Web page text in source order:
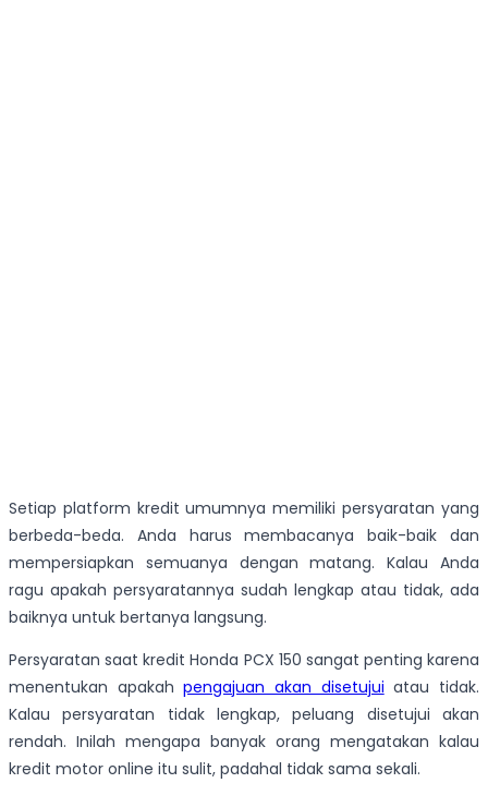
Setiap platform kredit umumnya memiliki persyaratan yang
berbeda-beda. Anda harus membacanya baik-baik dan
mempersiapkan semuanya dengan matang. Kalau Anda
ragu apakah persyaratannya sudah lengkap atau tidak, ada
baiknya untuk bertanya langsung.
Persyaratan saat kredit Honda PCX 150 sangat penting karena
menentukan apakahpengajuan akan disetujui atau tidak.
Kalau persyaratan tidak lengkap, peluang disetujui akan
rendah. Inilah mengapa banyak orang mengatakan kalau
kredit motor online itu sulit, padahal tidak sama sekali.